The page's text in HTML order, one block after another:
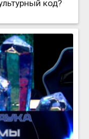
код?